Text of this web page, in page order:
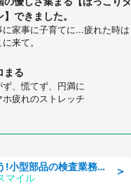
】できました。
に家事に子育てに...疲れた時は
に来て。
まる
ず、慌てず、円満に
ホ疲れのストレッチ
＞
デンソーで働こう!小型部品の検査業務 denso aichi
マイル